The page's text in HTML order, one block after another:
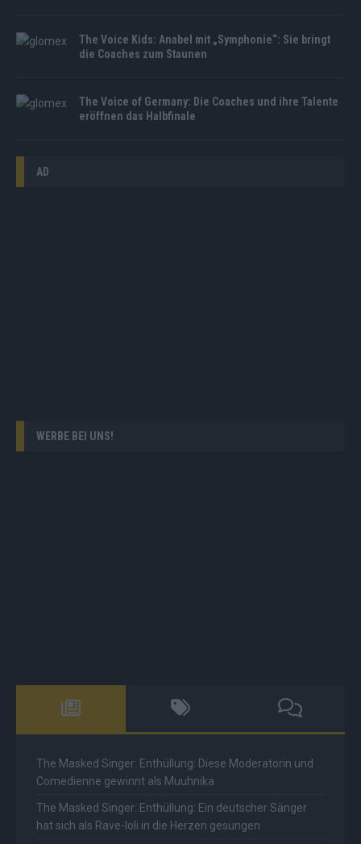
The Voice Kids: Anabel mit „Symphonie“: Sie bringt
die Coaches zum Staunen
The Voice of Germany: Die Coaches und ihre Talente
eröffnen das Halbfinale
AD
WERBE BEI UNS!
The Masked Singer: Enthüllung: Diese Moderatorin und
Comedienne gewinnt als Muuhnika
The Masked Singer: Enthüllung: Ein deutscher Sänger
hat sich als Rave-Ioli in die Herzen gesungen